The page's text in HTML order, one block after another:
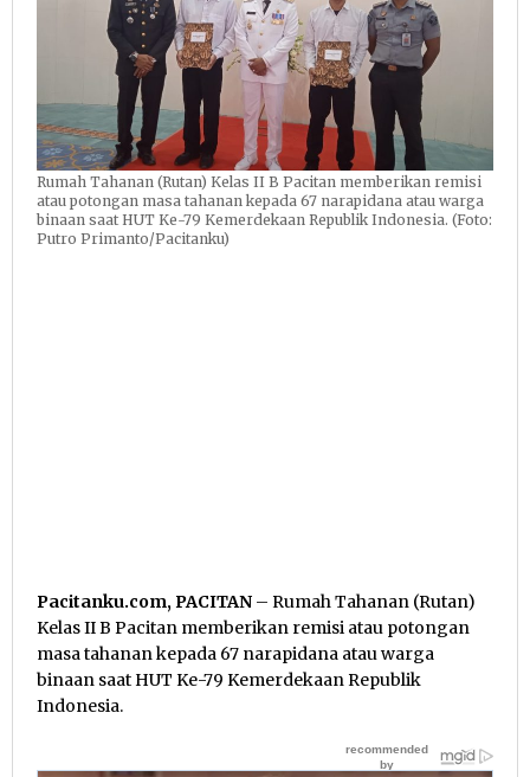
Rumah Tahanan (Rutan) Kelas II B Pacitan memberikan remisi
atau potongan masa tahanan kepada 67 narapidana atau warga
binaan saat HUT Ke-79 Kemerdekaan Republik Indonesia. (Foto:
Putro Primanto/Pacitanku)
Pacitanku.com, PACITAN – Rumah Tahanan (Rutan)
Kelas II B Pacitan memberikan remisi atau potongan
masa tahanan kepada 67 narapidana atau warga
binaan saat HUT Ke-79 Kemerdekaan Republik
Indonesia.